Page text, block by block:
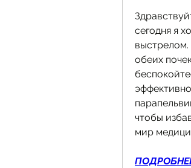
сегодня я
выстрелом.
обеих
чтобы
мир